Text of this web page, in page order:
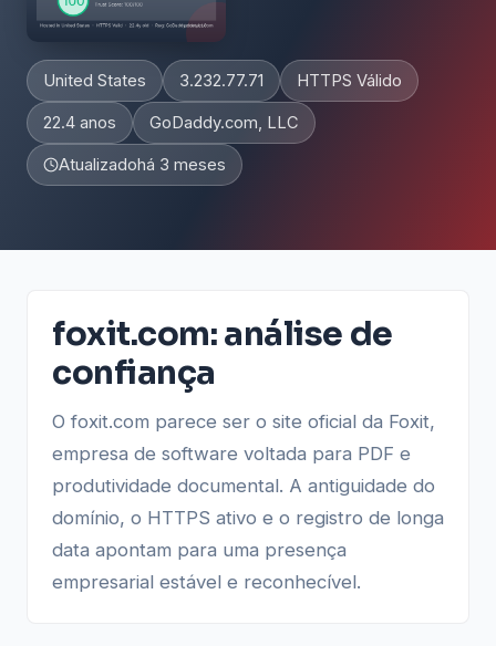
United States 3.232.77.71 HTTPS Válido
22.4 anos GoDaddy.com, LLC
Atualizadohá 3 meses
foxit.com: análise de
confiança
O foxit.com parece ser o site oficial da Foxit,
empresa de software voltada para PDF e
produtividade documental. A antiguidade do
domínio, o HTTPS ativo e o registro de longa
data apontam para uma presença
empresarial estável e reconhecível.